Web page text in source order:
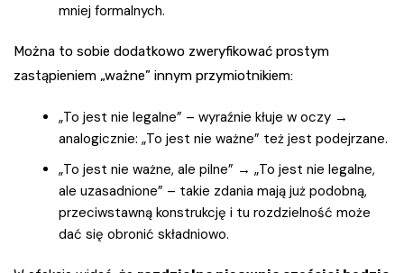
mniej formalnych.
Można to sobie dodatkowo zweryfikować prostym
zastąpieniem „ważne” innym przymiotnikiem:
„To jest nie legalne” – wyraźnie kłuje w oczy →
analogicznie: „To jest nie ważne” też jest podejrzane.
„To jest nie ważne, ale pilne” → „To jest nie legalne,
ale uzasadnione” – takie zdania mają już podobną,
przeciwstawną konstrukcję i tu rozdzielność może
dać się obronić składniowo.